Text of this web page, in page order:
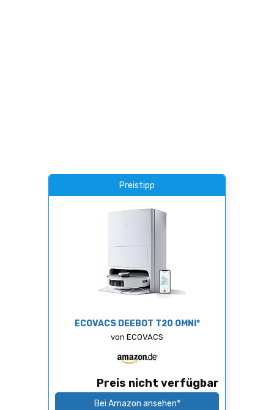
Preistipp
ECOVACS DEEBOT T20 OMNI*
von ECOVACS
Preis nicht verfügbar
Bei Amazon ansehen*